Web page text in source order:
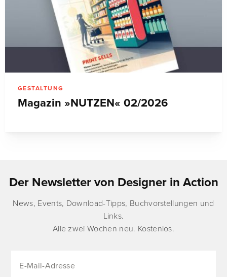
GESTALTUNG
Magazin »NUTZEN« 02/2026
Der Newsletter von Designer in Action
News, Events, Download-Tipps, Buchvorstellungen und
Links.
Alle zwei Wochen neu. Kostenlos.